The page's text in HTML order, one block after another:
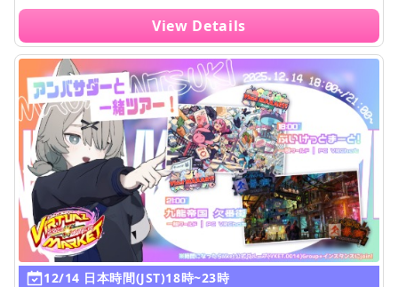
View Details
12/14 日本時間(JST)18時~23時